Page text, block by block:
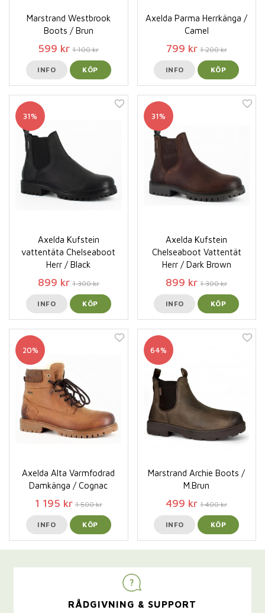
Marstrand Westbrook
Boots / Brun
599 kr 1 100 kr
INFO KÖP
Axelda Parma Herrkänga /
Camel
799 kr 1 200 kr
INFO KÖP
31%
Axelda Kufstein
vattentäta Chelseaboot
Herr / Black
899 kr 1 300 kr
INFO KÖP
31%
Axelda Kufstein
Chelseaboot Vattentät
Herr / Dark Brown
899 kr 1 300 kr
INFO KÖP
20%
Axelda Alta Varmfodrad
Damkänga / Cognac
1 195 kr 1 500 kr
INFO KÖP
64%
Marstrand Archie Boots /
M.Brun
499 kr 1 400 kr
INFO KÖP
RÅDGIVNING & SUPPORT